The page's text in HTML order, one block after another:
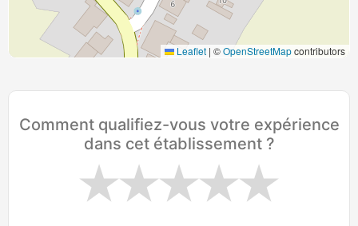
Leaflet | ©OpenStreetMapcontributors
Comment qualifiez-vous votre expérience
dans cet établissement ?